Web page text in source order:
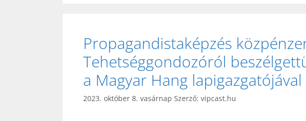
Propagandistaképzés
Tehetséggondozóról
a Magyar Hang
2023. október 8. vasárnap Szerző: vipcast.hu